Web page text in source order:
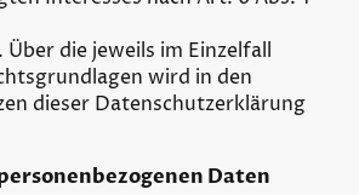
die jeweils im Einzelfall
wird in den
dieser Datenschutzerklärung
Daten